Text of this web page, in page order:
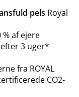
pels Royal
% af ejere
3 uger*
fra ROYAL
CO2-